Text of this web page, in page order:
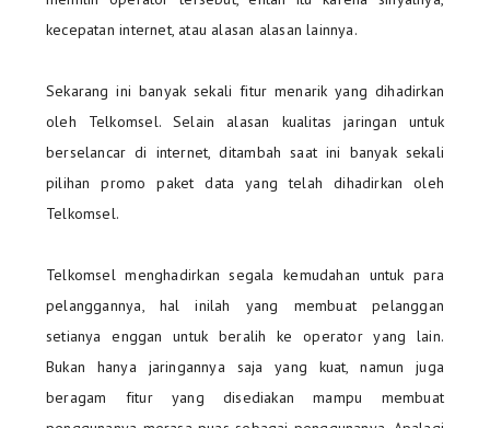
kecepatan internet, atau alasan alasan lainnya.
Sekarang ini banyak sekali fitur menarik yang dihadirkan
oleh Telkomsel. Selain alasan kualitas jaringan untuk
berselancar di internet, ditambah saat ini banyak sekali
pilihan promo paket data yang telah dihadirkan oleh
Telkomsel.
Telkomsel menghadirkan segala kemudahan untuk para
pelanggannya, hal inilah yang membuat pelanggan
setianya enggan untuk beralih ke operator yang lain.
Bukan hanya jaringannya saja yang kuat, namun juga
beragam fitur yang disediakan mampu membuat